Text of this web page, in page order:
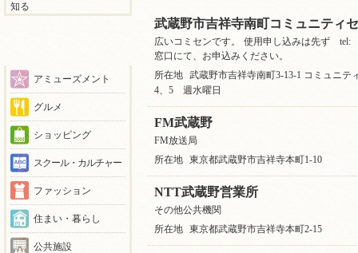
知る
アミューズメント
グルメ
ショッピング
スクール・カルチャー
ファッション
住まい・暮らし
公共施設
武蔵野市吉祥寺南町コミュニティ
広いコミセンです。 使用申し込みは先ず
窓口にて、お申込みください。
所在地
武蔵野市吉祥寺南町3-13-1 コミュニテ
4、5 週水曜日
FM武蔵野
FM放送局
所在地
東京都武蔵野市吉祥寺本町1-10
NTT武蔵野営業所
その他公共機関
所在地
東京都武蔵野市吉祥寺本町2-15